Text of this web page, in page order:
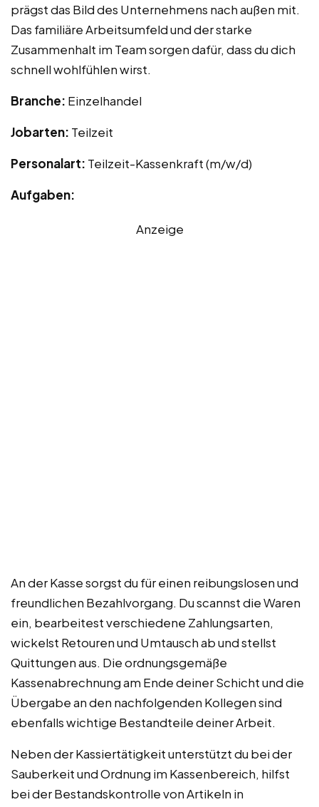
prägst das Bild des Unternehmens nach außen mit.
Das familiäre Arbeitsumfeld und der starke
Zusammenhalt im Team sorgen dafür, dass du dich
schnell wohlfühlen wirst.
Branche: Einzelhandel
Jobarten: Teilzeit
Personalart: Teilzeit-Kassenkraft (m/w/d)
Aufgaben:
Anzeige
An der Kasse sorgst du für einen reibungslosen und
freundlichen Bezahlvorgang. Du scannst die Waren
ein, bearbeitest verschiedene Zahlungsarten,
wickelst Retouren und Umtausch ab und stellst
Quittungen aus. Die ordnungsgemäße
Kassenabrechnung am Ende deiner Schicht und die
Übergabe an den nachfolgenden Kollegen sind
ebenfalls wichtige Bestandteile deiner Arbeit.
Neben der Kassiertätigkeit unterstützt du bei der
Sauberkeit und Ordnung im Kassenbereich, hilfst
bei der Bestandskontrolle von Artikeln in